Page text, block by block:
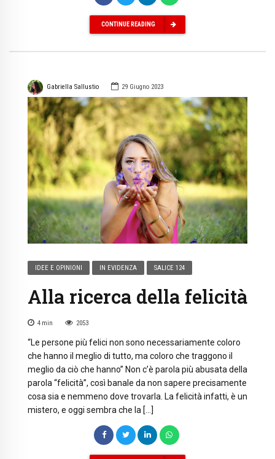
CONTINUE READING
Gabriella Sallustio 29 Giugno 2023
IDEE E OPINIONI IN EVIDENZA SALICE 124
Alla ricerca della felicità
4 min 2053
“Le persone più felici non sono necessariamente coloro
che hanno il meglio di tutto, ma coloro che traggono il
meglio da ciò che hanno” Non c’è parola più abusata della
parola “felicità”, così banale da non sapere precisamente
cosa sia e nemmeno dove trovarla. La felicità infatti, è un
mistero, e oggi sembra che la […]